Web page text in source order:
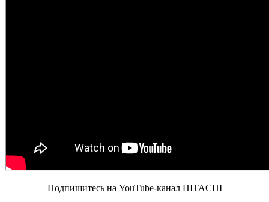
Подпишитесь на YouTube-канал HITACHI